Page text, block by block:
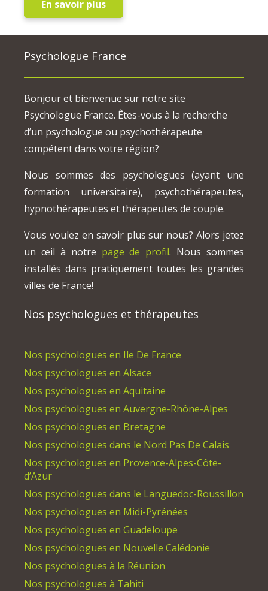
En savoir plus
Psychologue France
Bonjour et bienvenue sur notre site
Psychologue France. Êtes-vous à la recherche
d’un psychologue ou psychothérapeute
compétent dans votre région?
Nous sommes des psychologues (ayant une
formation universitaire), psychothérapeutes,
hypnothérapeutes et thérapeutes de couple.
Vous voulez en savoir plus sur nous? Alors jetez
un œil à notre page de profil. Nous sommes
installés dans pratiquement toutes les grandes
villes de France!
Nos psychologues et thérapeutes
Nos psychologues en Ile De France
Nos psychologues en Alsace
Nos psychologues en Aquitaine
Nos psychologues en Auvergne-Rhône-Alpes
Nos psychologues en Bretagne
Nos psychologues dans le Nord Pas De Calais
Nos psychologues en Provence-Alpes-Côte-
d’Azur
Nos psychologues dans le Languedoc-Roussillon
Nos psychologues en Midi-Pyrénées
Nos psychologues en Guadeloupe
Nos psychologues en Nouvelle Calédonie
Nos psychologues à la Réunion
Nos psychologues à Tahiti